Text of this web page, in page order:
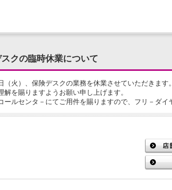
クの臨時休業について
火）、保険デスクの業務を休業させていただきます。
を賜りますようお願い申し上げます。
ルセンタ－にてご用件を賜りますので、フリ－ダ